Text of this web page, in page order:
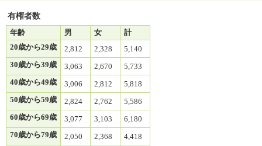
有権者数
年齢
男 女
計
20歳から29歳
2,812 2,328
5,140
30歳から39歳
3,063 2,670
5,733
40歳から49歳
3,006 2,812
5,818
50歳から59歳
2,824 2,762
5,586
60歳から69歳
3,077 3,103
6,180
70歳から79歳
2,050 2,368
4,418